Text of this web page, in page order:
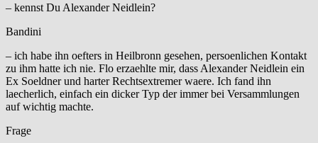
– kennst Du Alexander Neidlein?
Bandini
– ich habe ihn oefters in Heilbronn gesehen, persoenlichen Kontakt
zu ihm hatte ich nie. Flo erzaehlte mir, dass Alexander Neidlein ein
Ex Soeldner und harter Rechtsextremer waere. Ich fand ihn
laecherlich, einfach ein dicker Typ der immer bei Versammlungen
auf wichtig machte.
Frage